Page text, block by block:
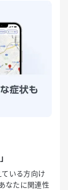
いる方向け
なたに関連性